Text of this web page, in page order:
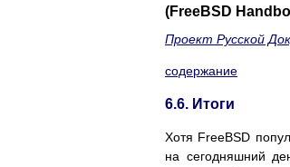
(FreeBSD
Проект Русской
содержание
6.6. Итоги
Хотя FreeBSD
на сегодняшний